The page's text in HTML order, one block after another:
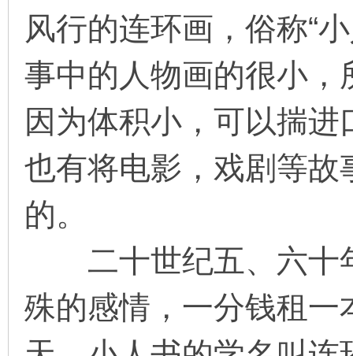
风行的连环画，俗称“
事中的人物画的很小，
因为体积小，可以揣进
也有将电影，戏剧等
的。
二十世纪五、六十
殊的感情，一分钱租